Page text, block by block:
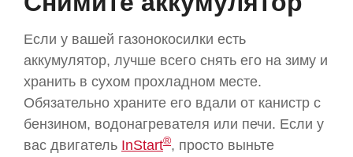
Если у вашей газонокосилки есть
аккумулятор, лучше всего снять его на зиму и
хранить в сухом прохладном месте.
Обязательно храните его вдали от канистр с
бензином, водонагревателя или печи. Если у
вас двигатель InStart®, просто выньте